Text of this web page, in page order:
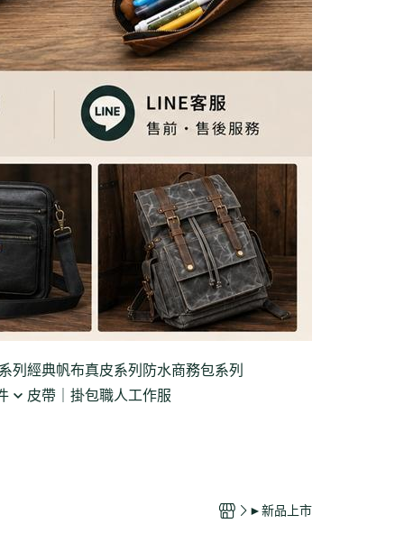
列 經典帆布真皮系列 防水商務包系列
皮帶｜掛包職人工作服
►新品上市